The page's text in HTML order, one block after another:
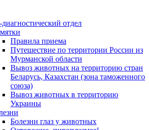
отдел
Правила приема
Путешествие по территории России из
Мурманской области
Вывоз животных на территорию стран
Беларусь, Казахстан (зона таможенного
союза)
Вывоз животных в территорию
Украины
Болезни глаз у животных